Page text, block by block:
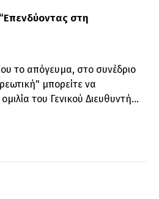
στη
το απόγευμα, στο συνέδριο
μπορείτε να
του Γενικού Διευθυντή...